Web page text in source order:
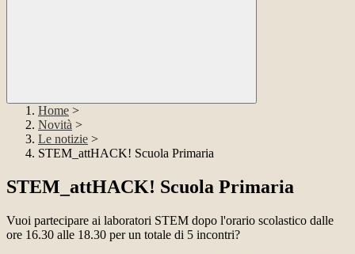
Home >
Novità >
Le notizie >
STEM_attHACK! Scuola Primaria
STEM_attHACK! Scuola Primaria
Vuoi partecipare ai laboratori STEM dopo l'orario scolastico dalle
ore 16.30 alle 18.30 per un totale di 5 incontri?